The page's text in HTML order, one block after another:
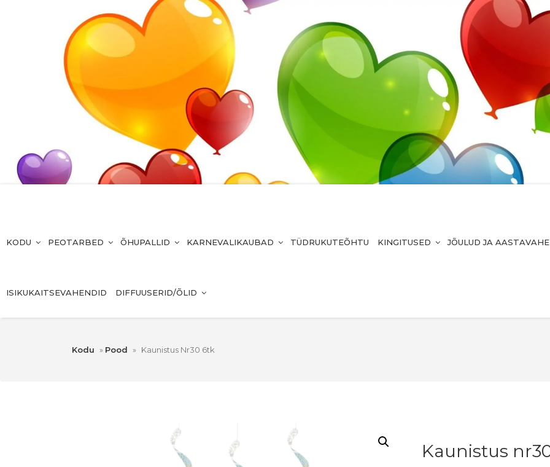
KODU PEOTARBED ÕHUPALLID KARNEVALIKAUBAD TÜDRUKUTEÕHTU KINGITUSED JÕULUD JA
ISIKUKAITSEVAHENDID DIFFUUSERID/ÕLID
Kodu » Pood » Kaunistus Nr30 6tk
Kaunistus